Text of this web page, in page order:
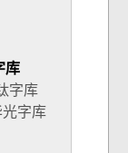
库
字库
光字库